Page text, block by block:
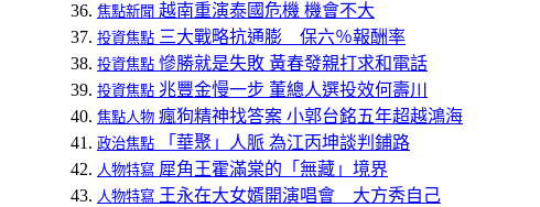
焦點新聞 越南重演泰國危機 機會不大
投資焦點 三大戰略抗通膨 保六％報酬率
投資焦點 慘勝就是失敗 黃春發親打求和電話
投資焦點 兆豐金慢一步 董總人選投效何壽川
焦點人物 瘋狗精神找答案 小郭台銘五年超越鴻海
政治焦點 「華聚」人脈 為江丙坤談判鋪路
人物特寫 犀角王霍滿棠的「無藏」境界
人物特寫 王永在大女婿開演唱會 大方秀自己